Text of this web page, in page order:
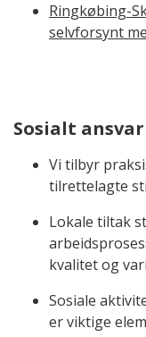
Ringkøbing-
selvforsynt
Sosialt
Vi tilbyr
tilrettelagte
Lokale tiltak
kvalitet og
Sosiale
er viktige